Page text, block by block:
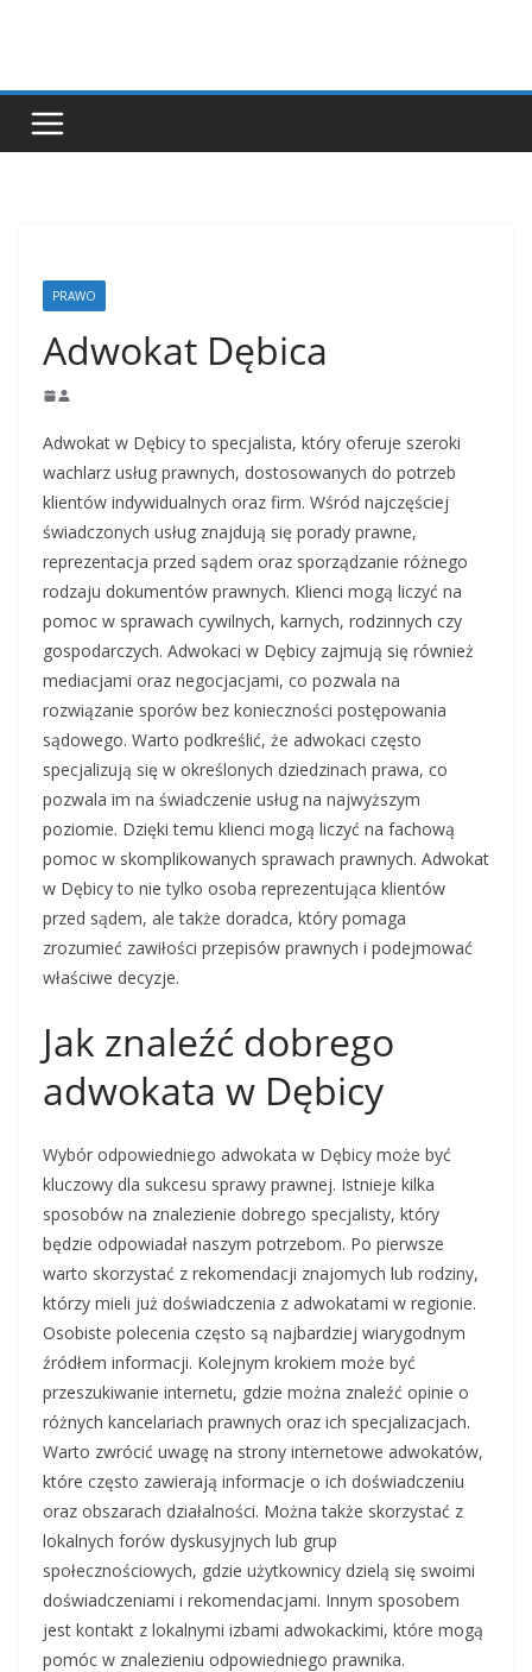
PRAWO
Adwokat Dębica
Adwokat w Dębicy to specjalista, który oferuje szeroki
wachlarz usług prawnych, dostosowanych do potrzeb
klientów indywidualnych oraz firm. Wśród najczęściej
świadczonych usług znajdują się porady prawne,
reprezentacja przed sądem oraz sporządzanie różnego
rodzaju dokumentów prawnych. Klienci mogą liczyć na
pomoc w sprawach cywilnych, karnych, rodzinnych czy
gospodarczych. Adwokaci w Dębicy zajmują się również
mediacjami oraz negocjacjami, co pozwala na
rozwiązanie sporów bez konieczności postępowania
sądowego. Warto podkreślić, że adwokaci często
specjalizują się w określonych dziedzinach prawa, co
pozwala im na świadczenie usług na najwyższym
poziomie. Dzięki temu klienci mogą liczyć na fachową
pomoc w skomplikowanych sprawach prawnych. Adwokat
w Dębicy to nie tylko osoba reprezentująca klientów
przed sądem, ale także doradca, który pomaga
zrozumieć zawiłości przepisów prawnych i podejmować
właściwe decyzje.
Jak znaleźć dobrego
adwokata w Dębicy
Wybór odpowiedniego adwokata w Dębicy może być
kluczowy dla sukcesu sprawy prawnej. Istnieje kilka
sposobów na znalezienie dobrego specjalisty, który
będzie odpowiadał naszym potrzebom. Po pierwsze
warto skorzystać z rekomendacji znajomych lub rodziny,
którzy mieli już doświadczenia z adwokatami w regionie.
Osobiste polecenia często są najbardziej wiarygodnym
źródłem informacji. Kolejnym krokiem może być
przeszukiwanie internetu, gdzie można znaleźć opinie o
różnych kancelariach prawnych oraz ich specjalizacjach.
Warto zwrócić uwagę na strony internetowe adwokatów,
które często zawierają informacje o ich doświadczeniu
oraz obszarach działalności. Można także skorzystać z
lokalnych forów dyskusyjnych lub grup
społecznościowych, gdzie użytkownicy dzielą się swoimi
doświadczeniami i rekomendacjami. Innym sposobem
jest kontakt z lokalnymi izbami adwokackimi, które mogą
pomóc w znalezieniu odpowiedniego prawnika.